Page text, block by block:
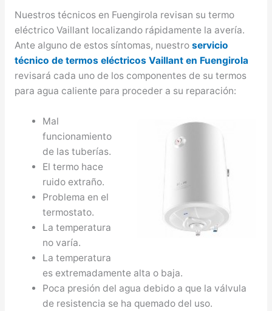
Nuestros técnicos en Fuengirola revisan su termo
eléctrico Vaillant localizando rápidamente la avería.
Ante alguno de estos síntomas, nuestro servicio
técnico de termos eléctricos Vaillant en Fuengirola
revisará cada uno de los componentes de su termos
para agua caliente para proceder a su reparación:
Mal
funcionamiento
de las tuberías.
El termo hace
ruido extraño.
Problema en el
termostato.
La temperatura
no varía.
La temperatura
es extremadamente alta o baja.
Poca presión del agua debido a que la válvula
de resistencia se ha quemado del uso.